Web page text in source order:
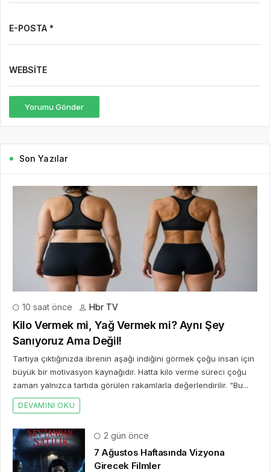
E-POSTA *
WEBSITE
Yorumu Gönder
Son Yazılar
10 saat önce Hbr TV
Kilo Vermek mi, Yağ Vermek mi? Aynı Şey
Sanıyoruz Ama Değil!
Tartıya çıktığınızda ibrenin aşağı indiğini görmek çoğu insan için
büyük bir motivasyon kaynağıdır. Hatta kilo verme süreci çoğu
zaman yalnızca tartıda görülen rakamlarla değerlendirilir. “Bu...
DEVAMINI OKU
2 gün önce
7 Ağustos Haftasında Vizyona
Girecek Filmler